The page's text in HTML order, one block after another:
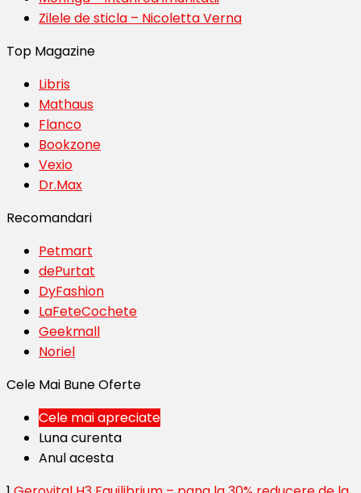
Zilele de sticla – Nicoletta Verna
Top Magazine
Libris
Mathaus
Flanco
Bookzone
Vexio
Dr.Max
Recomandari
Petmart
dePurtat
DyFashion
LaFeteCochete
Geekmall
Noriel
Cele Mai Bune Oferte
Cele mai apreciate
Luna curenta
Anul acesta